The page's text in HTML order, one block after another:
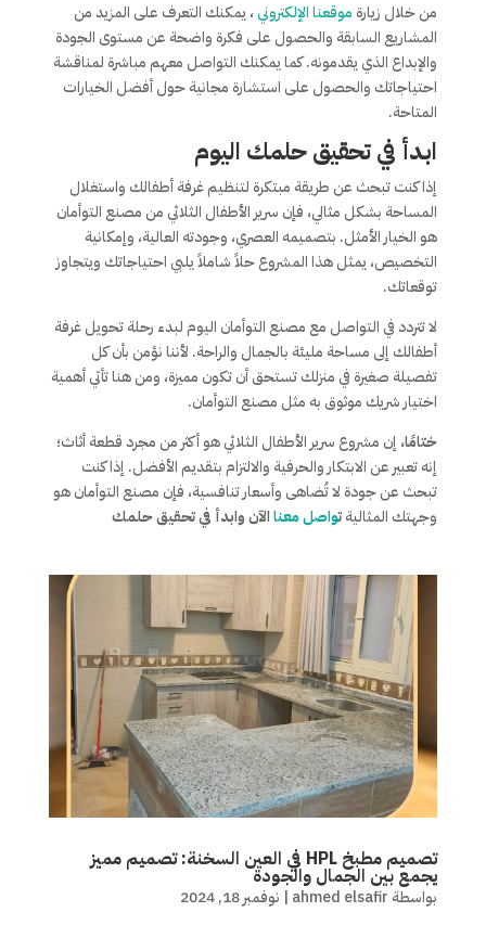
من خلال زيارة موقعنا الإلكتروني، يمكنك التعرف على المزيد من
المشاريع السابقة والحصول على فكرة واضحة عن مستوى الجودة
والإبداع الذي يقدمونه. كما يمكنك التواصل معهم مباشرة لمناقشة
احتياجاتك والحصول على استشارة مجانية حول أفضل الخيارات
المتاحة.
ابدأ في تحقيق حلمك اليوم
إذا كنت تبحث عن طريقة مبتكرة لتنظيم غرفة أطفالك واستغلال
المساحة بشكل مثالي، فإن سرير الأطفال الثلاثي من مصنع التوأمان
هو الخيار الأمثل. بتصميمه العصري، وجودته العالية، وإمكانية
التخصيص، يمثل هذا المشروع حلاً شاملاً يلبي احتياجاتك ويتجاوز
توقعاتك.
لا تتردد في التواصل مع مصنع التوأمان اليوم لبدء رحلة تحويل غرفة
أطفالك إلى مساحة مليئة بالجمال والراحة. لأننا نؤمن بأن كل
تفصيلة صغيرة في منزلك تستحق أن تكون مميزة، ومن هنا تأتي أهمية
اختيار شريك موثوق به مثل مصنع التوأمان.
ختامًا، إن مشروع سرير الأطفال الثلاثي هو أكثر من مجرد قطعة أثاث؛
إنه تعبير عن الابتكار والحرفية والالتزام بتقديم الأفضل. إذا كنت
تبحث عن جودة لا تُضاهى وأسعار تنافسية، فإن مصنع التوأمان هو
وجهتك المثاليةتواصل معناالآن وابدأ في تحقيق حلمك
تصميم مطبخ HPL في العين السخنة: تصميم مميز
يجمع بين الجمال والجودة
بواسطة ahmed elsafir
| نوفمبر 18, 2024